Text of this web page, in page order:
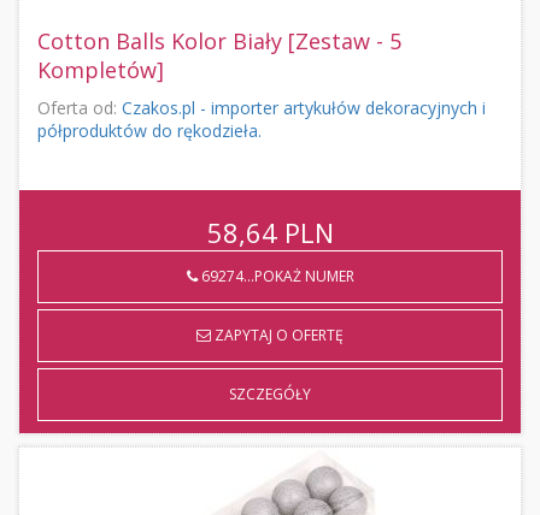
Cotton Balls Kolor Biały [Zestaw - 5
Kompletów]
Oferta od: Czakos.pl - importer artykułów dekoracyjnych i
półproduktów do rękodzieła.
58,64 PLN
69274...POKAŻ NUMER
ZAPYTAJ O OFERTĘ
SZCZEGÓŁY